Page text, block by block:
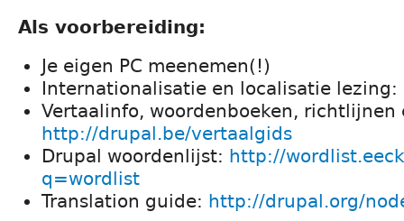
Als voorbereiding:
Je eigen PC meenemen(!)
Internationalisatie en localisatie
Vertaalinfo, woordenboeken, richtlijnen
http://drupal.be/vertaalgids
Drupal woordenlijst: http://
q=wordlist
Translation guide: http://drupal.org/